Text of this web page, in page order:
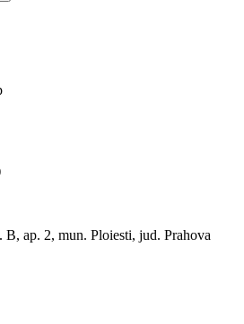
ap. 2, mun. Ploiesti, jud. Prahova